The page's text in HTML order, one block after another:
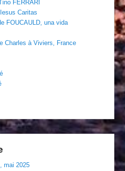
FERRARI
Caritas
FOUCAULD, una vida
Charles à Viviers, France
mai 2025